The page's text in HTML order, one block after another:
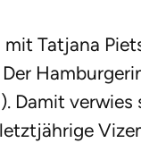
Tatjana
Damit